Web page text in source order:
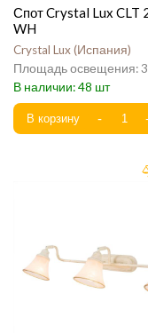
Спот Crystal Lux CLT
WH
Crystal Lux Испания
3
48